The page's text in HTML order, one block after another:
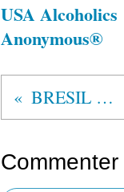
USA Alcoholics
Anonymous®
BRESIL Alcoólicos Anônimos®